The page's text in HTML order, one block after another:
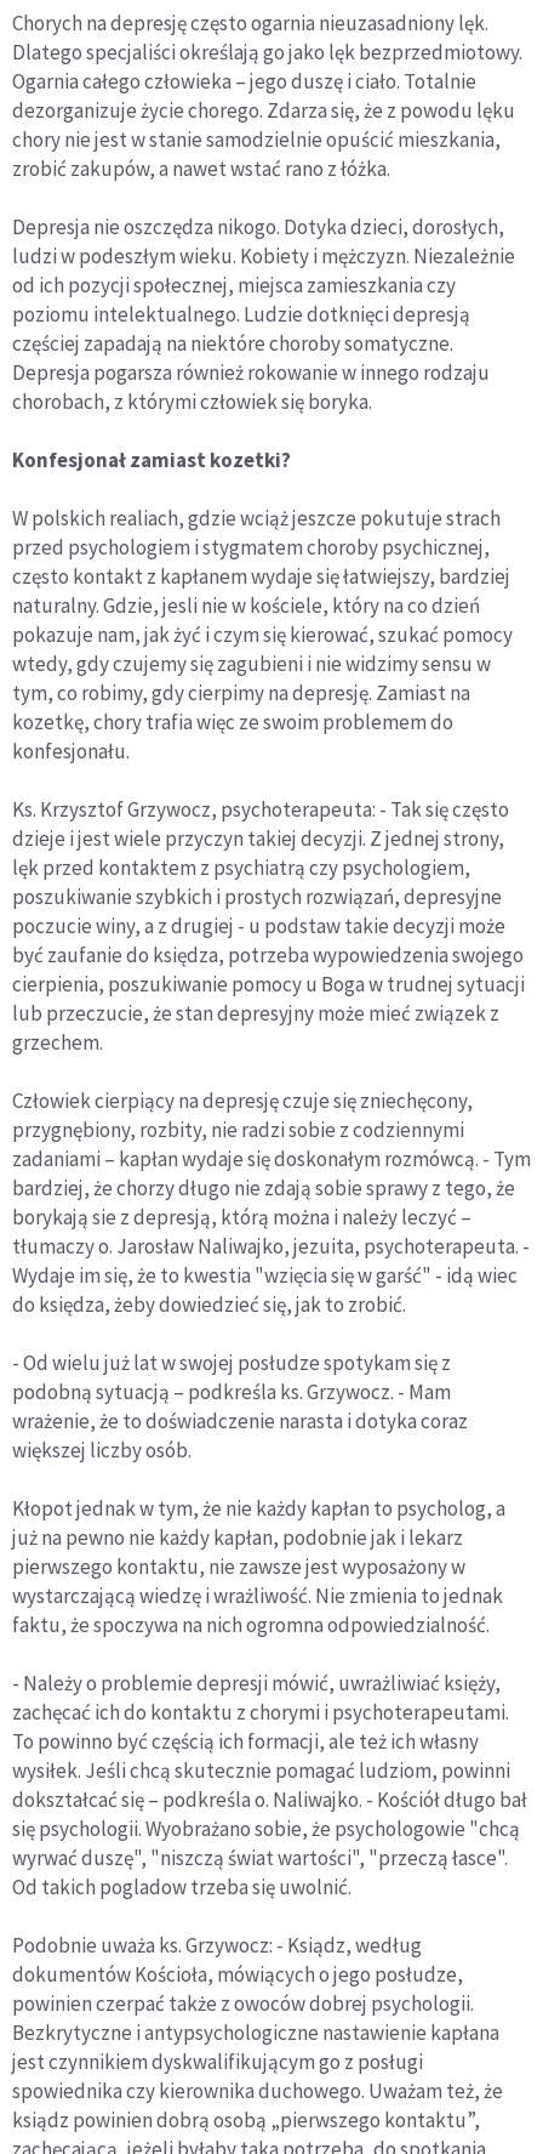
Chorych na depresję często ogarnia nieuzasadniony lęk.
Dlatego specjaliści określają go jako lęk bezprzedmiotowy.
Ogarnia całego człowieka – jego duszę i ciało. Totalnie
dezorganizuje życie chorego. Zdarza się, że z powodu lęku
chory nie jest w stanie samodzielnie opuścić mieszkania,
zrobić zakupów, a nawet wstać rano z łóżka.
Depresja nie oszczędza nikogo. Dotyka dzieci, dorosłych,
ludzi w podeszłym wieku. Kobiety i mężczyzn. Niezależnie
od ich pozycji społecznej, miejsca zamieszkania czy
poziomu intelektualnego. Ludzie dotknięci depresją
częściej zapadają na niektóre choroby somatyczne.
Depresja pogarsza również rokowanie w innego rodzaju
chorobach, z którymi człowiek się boryka.
Konfesjonał zamiast kozetki?
W polskich realiach, gdzie wciąż jeszcze pokutuje strach
przed psychologiem i stygmatem choroby psychicznej,
często kontakt z kapłanem wydaje się łatwiejszy, bardziej
naturalny. Gdzie, jesli nie w kościele, który na co dzień
pokazuje nam, jak żyć i czym się kierować, szukać pomocy
wtedy, gdy czujemy się zagubieni i nie widzimy sensu w
tym, co robimy, gdy cierpimy na depresję. Zamiast na
kozetkę, chory trafia więc ze swoim problemem do
konfesjonału.
Ks. Krzysztof Grzywocz, psychoterapeuta: - Tak się często
dzieje i jest wiele przyczyn takiej decyzji. Z jednej strony,
lęk przed kontaktem z psychiatrą czy psychologiem,
poszukiwanie szybkich i prostych rozwiązań, depresyjne
poczucie winy, a z drugiej - u podstaw takie decyzji może
być zaufanie do księdza, potrzeba wypowiedzenia swojego
cierpienia, poszukiwanie pomocy u Boga w trudnej sytuacji
lub przeczucie, że stan depresyjny może mieć związek z
grzechem.
Człowiek cierpiący na depresję czuje się zniechęcony,
przygnębiony, rozbity, nie radzi sobie z codziennymi
zadaniami – kapłan wydaje się doskonałym rozmówcą. - Tym
bardziej, że chorzy długo nie zdają sobie sprawy z tego, że
borykają sie z depresją, którą można i należy leczyć –
tłumaczy o. Jarosław Naliwajko, jezuita, psychoterapeuta. -
Wydaje im się, że to kwestia "wzięcia się w garść" - idą wiec
do księdza, żeby dowiedzieć się, jak to zrobić.
- Od wielu już lat w swojej posłudze spotykam się z
podobną sytuacją – podkreśla ks. Grzywocz. - Mam
wrażenie, że to doświadczenie narasta i dotyka coraz
większej liczby osób.
Kłopot jednak w tym, że nie każdy kapłan to psycholog, a
już na pewno nie każdy kapłan, podobnie jak i lekarz
pierwszego kontaktu, nie zawsze jest wyposażony w
wystarczającą wiedzę i wrażliwość. Nie zmienia to jednak
faktu, że spoczywa na nich ogromna odpowiedzialność.
- Należy o problemie depresji mówić, uwrażliwiać księży,
zachęcać ich do kontaktu z chorymi i psychoterapeutami.
To powinno być częścią ich formacji, ale też ich własny
wysiłek. Jeśli chcą skutecznie pomagać ludziom, powinni
dokształcać się – podkreśla o. Naliwajko. - Kościół długo bał
się psychologii. Wyobrażano sobie, że psychologowie "chcą
wyrwać duszę", "niszczą świat wartości", "przeczą łasce".
Od takich pogladow trzeba się uwolnić.
Podobnie uważa ks. Grzywocz: - Ksiądz, według
dokumentów Kościoła, mówiących o jego posłudze,
powinien czerpać także z owoców dobrej psychologii.
Bezkrytyczne i antypsychologiczne nastawienie kapłana
jest czynnikiem dyskwalifikującym go z posługi
spowiednika czy kierownika duchowego. Uważam też, że
ksiądz powinien dobrą osobą „pierwszego kontaktu”,